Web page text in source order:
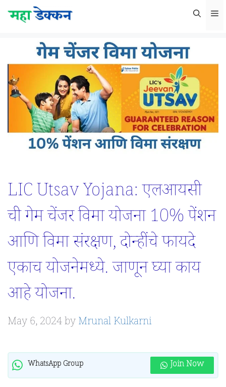
Skip
LIC Utsav Yojana: एलआयसी
ची गेम चेंजर विमा योजना 10% पेंशन
आणि विमा संरक्षण, दोन्हींचे फायदे
एकाच योजनेमध्ये. जाणून घ्या काय
आहे योजना.
May 6, 2024byMrunal Kulkarni
WhatsApp Group Join Now